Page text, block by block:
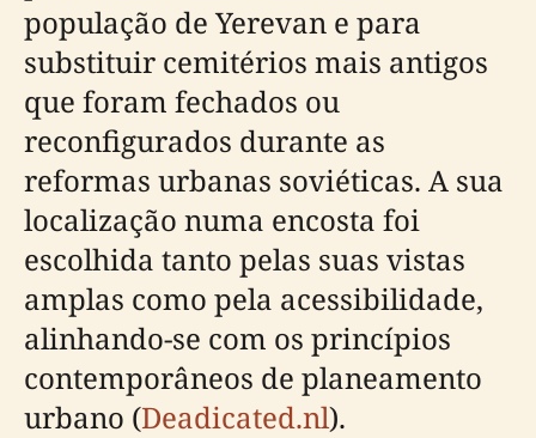
população de Yerevan e para
substituir cemitérios mais antigos
que foram fechados ou
reconfigurados durante as
reformas urbanas soviéticas. A sua
localização numa encosta foi
escolhida tanto pelas suas vistas
amplas como pela acessibilidade,
alinhando-se com os princípios
contemporâneos de planeamento
urbano (Deadicated.nl).